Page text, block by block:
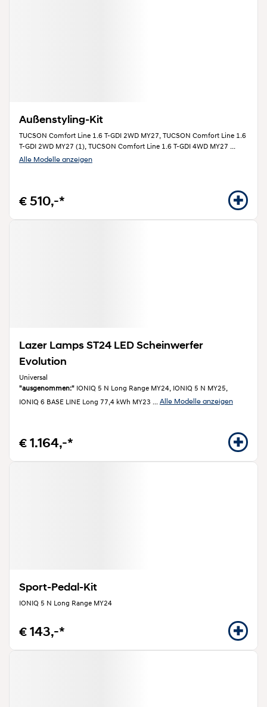
Außenstyling-Kit
TUCSON Comfort Line 1.6 T-GDI 2WD MY27, TUCSON Comfort Line 1.6
T-GDI 2WD MY27 (1), TUCSON Comfort Line 1.6 T-GDI 4WD MY27 ...
Alle Modelle anzeigen
€ 510,-*
Lazer Lamps ST24 LED Scheinwerfer
Evolution
Universal
"ausgenommen:"IONIQ 5 N Long Range MY24, IONIQ 5 N MY25,
IONIQ 6 BASE LINE Long 77,4 kWh MY23
Alle Modelle anzeigen
€ 1.164,-*
Sport-Pedal-Kit
IONIQ 5 N Long Range MY24
€ 143,-*